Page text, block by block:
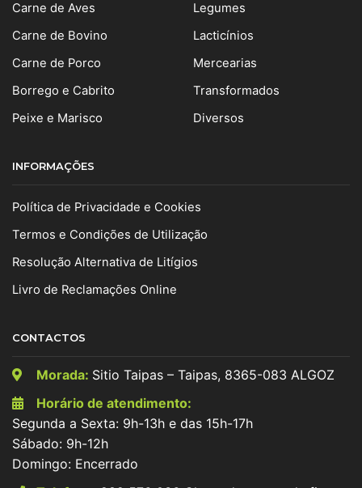
Carne de Aves
Carne de Bovino
Carne de Porco
Borrego e Cabrito
Peixe e Marisco
Legumes
Lacticínios
Mercearias
Transformados
Diversos
INFORMAÇÕES
Política de Privacidade e Cookies
Termos e Condições de Utilização
Resolução Alternativa de Litígios
Livro de Reclamações Online
CONTACTOS
Morada: Sitio Taipas – Taipas, 8365-083 ALGOZ
Horário de atendimento:
Segunda a Sexta: 9h-13h e das 15h-17h
Sábado: 9h-12h
Domingo: Encerrado